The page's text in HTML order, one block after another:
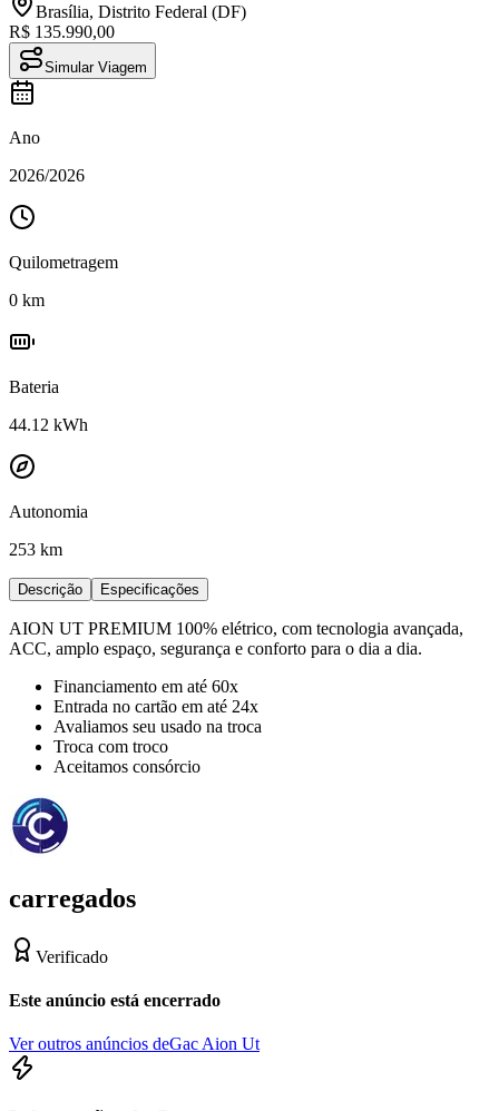
Brasília, Distrito Federal (DF)
R$ 135.990,00
Simular Viagem
Ano
2026/2026
Quilometragem
0 km
Bateria
44.12 kWh
Autonomia
253 km
Descrição Especificações
AION UT PREMIUM 100% elétrico, com tecnologia avançada,
ACC, amplo espaço, segurança e conforto para o dia a dia.
Financiamento em até 60x
Entrada no cartão em até 24x
Avaliamos seu usado na troca
Troca com troco
Aceitamos consórcio
carregados
Verificado
Este anúncio está encerrado
Ver outros anúncios deGac Aion Ut